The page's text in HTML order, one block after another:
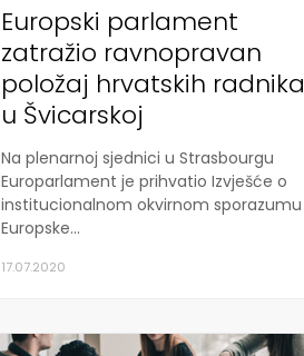
Europski parlament
zatražio ravnopravan
položaj hrvatskih radnika
u Švicarskoj
Na plenarnoj sjednici u Strasbourgu
Europarlament je prihvatio Izvješće o
institucionalnom okvirnom sporazumu
Europske...
17.07.2020